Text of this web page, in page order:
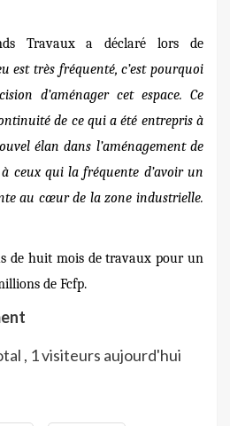
Travaux a déclaré lors de
est très fréquenté, c’est pourquoi
d’aménager cet espace. Ce
de ce qui a été entrepris à
élan dans l’aménagement de
ceux qui la fréquente d’avoir un
au cœur de la zone industrielle.
de huit mois de travaux pour un
de Fcfp.
, 1 visiteurs aujourd'hui